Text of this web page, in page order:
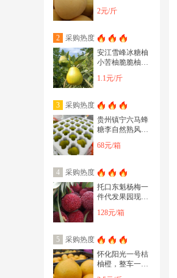
2元/斤
2
采购热度
安江雪峰冰糖柚
小苦柚脆脆柚脆
整车电商可开发
1.1元/斤
3
采购热度
贵州镇宁六马蜂
糖李自然熟风味
代发可开发票
68元/箱
4
采购热度
托口东魁杨梅一
件代发果园现场
肉饱满爆汁化渣
128元/箱
5
采购热度
怀化阳光一号桔
柚橙，整车一件